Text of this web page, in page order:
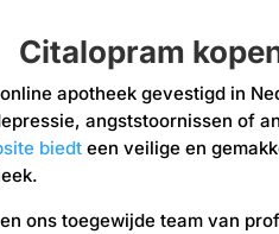
Citalopram
apotheek gevestigd in
angststoornissen of
biedt een veilige en
ons toegewijde team van